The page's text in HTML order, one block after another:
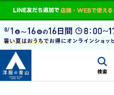
検索